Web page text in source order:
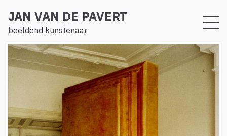
JAN VAN DE PAVERT
beeldend kunstenaar